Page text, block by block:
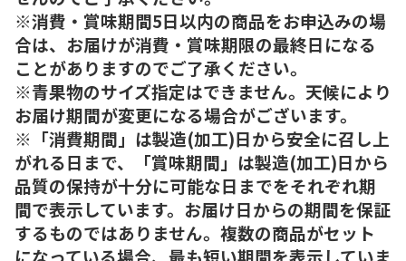
※消費・賞味期間5日以内の商品をお申込みの場
合は、お届けが消費・賞味期限の最終日になる
ことがありますのでご了承ください。
※青果物のサイズ指定はできません。天候により
お届け期間が変更になる場合がございます。
※「消費期間」は製造(加工)日から安全に召し上
がれる日まで、「賞味期間」は製造(加工)日から
品質の保持が十分に可能な日までをそれぞれ期
間で表示しています。お届け日からの期間を保証
するものではありません。複数の商品がセット
になっている場合、最も短い期間を表示していま